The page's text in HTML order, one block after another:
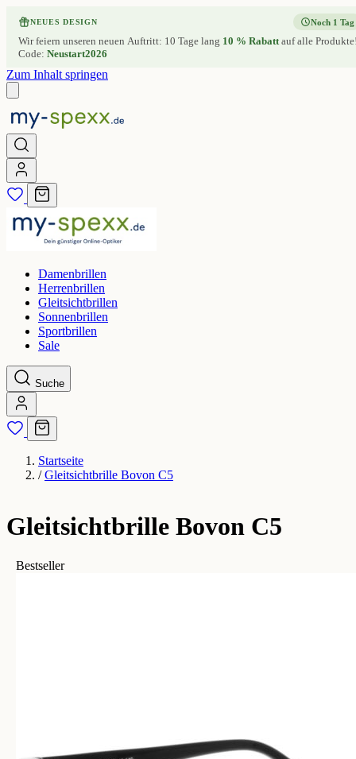
NEUES DESIGN
Wir feiern unseren neuen Auftritt: 10 Tage lang 10 % Rabattauf alle
Code: Neustart2026
Noch 1 Tag
Zum Inhalt springen
Damenbrillen
Herrenbrillen
Gleitsichtbrillen
Sonnenbrillen
Sportbrillen
Sale
Suche
Startseite
/ Gleitsichtbrille Bovon C5
Gleitsichtbrille Bovon C5
Bestseller